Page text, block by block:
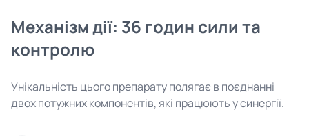
Механізм дії: 36 годин сили та
контролю
Унікальність цього препарату полягає в поєднанні
двох потужних компонентів, які працюють у синергії.